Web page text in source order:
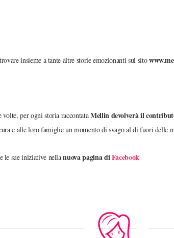
insieme a tante altre storie emozionanti sul sito
per ogni storia raccontataMellin devolverà il
e alle loro famiglie un momento di svago al di fuori delle
e le sue iniziative nellanuova pagina diFacebook